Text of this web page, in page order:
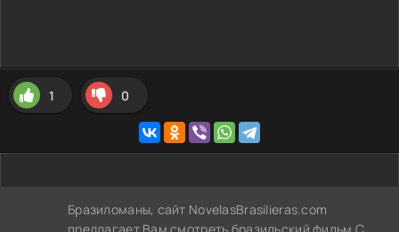
1 0
Бразиломаны, сайт NovelasBrasilieras.com